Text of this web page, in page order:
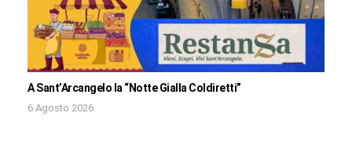
A Sant’Arcangelo la “Notte Gialla Coldiretti”
6 Agosto 2026